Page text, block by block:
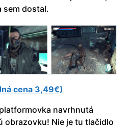
sem dostal.
cena 3,49€)
navrhnutá
obrazovku! Nie je tu tlačidlo